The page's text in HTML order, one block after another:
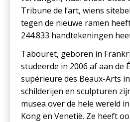
Tribune de l’art, wiens
tegen de nieuwe ramen
244.833 handtekeningen
Tabouret, geboren in
studeerde in 2006 af aan de
supérieure des Beaux-Arts
schilderijen en sculpturen
musea over de hele wereld
Kong en Venetië. Ze heeft